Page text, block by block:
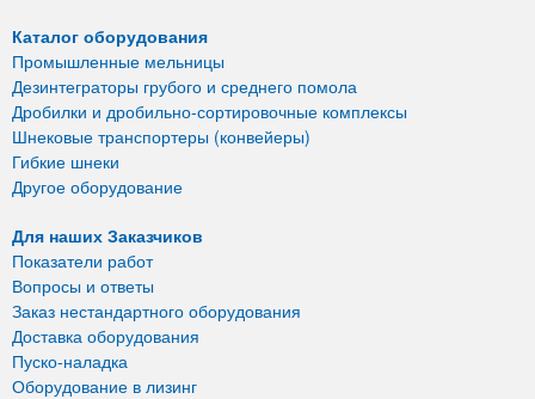
Каталог оборудования
Промышленные мельницы
Дезинтеграторы грубого и среднего помола
Дробилки и дробильно-сортировочные комплексы
Шнековые транспортеры (конвейеры)
Гибкие шнеки
Другое оборудование
Для наших Заказчиков
Показатели работ
Вопросы и ответы
Заказ нестандартного оборудования
Доставка оборудования
Пуско-наладка
Оборудование в лизинг